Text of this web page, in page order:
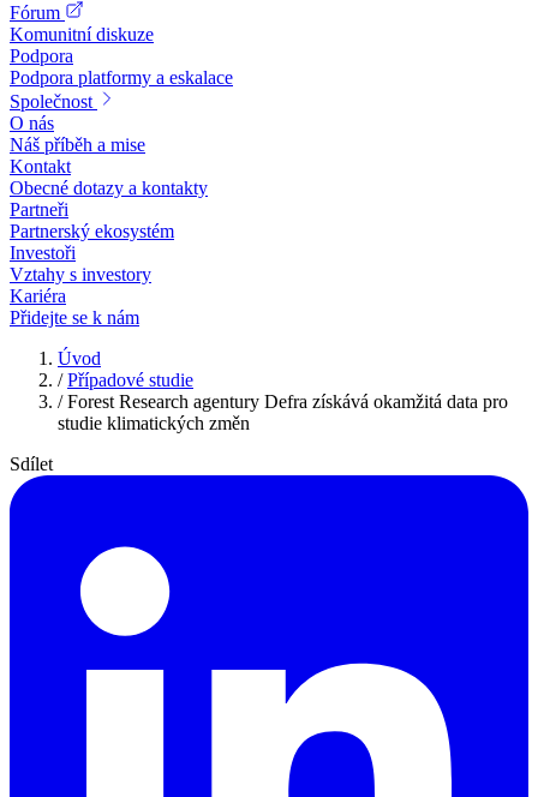
Fórum
Komunitní diskuze
Podpora
Podpora platformy a eskalace
Společnost
O nás
Náš příběh a mise
Kontakt
Obecné dotazy a kontakty
Partneři
Partnerský ekosystém
Investoři
Vztahy s investory
Kariéra
Přidejte se k nám
Úvod
/ Případové studie
/ Forest Research agentury Defra získává okamžitá data pro
studie klimatických změn
Sdílet